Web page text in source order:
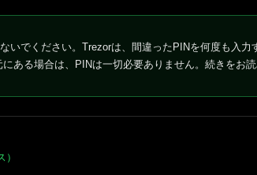
いでください。Trezorは、間違ったPINを何度も入力
ある場合は、PINは一切必要ありません。続きをお読